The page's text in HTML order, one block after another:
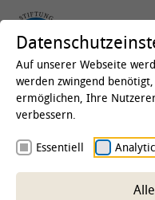
Startseite
(ITTN)
Auf unserer Webseite
werden zwingend
ermöglichen, Ihre
verbessern.
Essentiell